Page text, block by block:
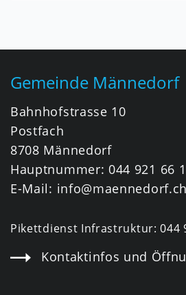
Gemeinde Männedorf
Bahnhofstrasse 10
Postfach
8708 Männedorf
Hauptnummer: 044 921 66
E-Mail: info@maennedorf.ch
Pikettdienst Infrastruktur:044
Kontaktinfos und